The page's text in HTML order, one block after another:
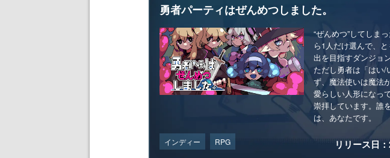
勇者パーティはぜんめつしました。
“ぜんめつ”してしま
ら1人だけ選んで、
出を目指すダンジョ
ただし勇者は「はい/
ず、魔法使いは魔法
愛らしい人形になっ
崇拝しています。誰
は、あなたです。
インディー RPG リリース日